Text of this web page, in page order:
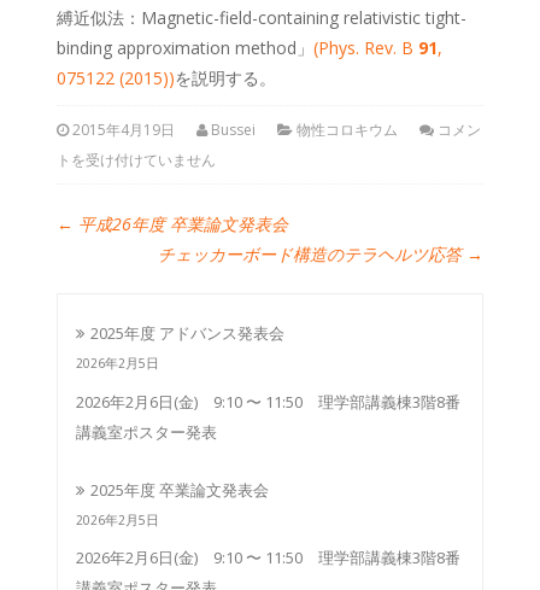
縛近似法：Magnetic-field-containing relativistic tight-
binding approximation method」(Phys. Rev. B 91,
075122 (2015))を説明する。
2015年4月19日 Bussei 物性コロキウム
コメン
トを受け付けていません
← 平成26年度 卒業論文発表会
チェッカーボード構造のテラヘルツ応答 →
2025年度 アドバンス発表会
2026年2月5日
2026年2月6日(金) 9:10 〜 11:50 理学部講義棟3階8番
講義室ポスター発表
2025年度 卒業論文発表会
2026年2月5日
2026年2月6日(金) 9:10 〜 11:50 理学部講義棟3階8番